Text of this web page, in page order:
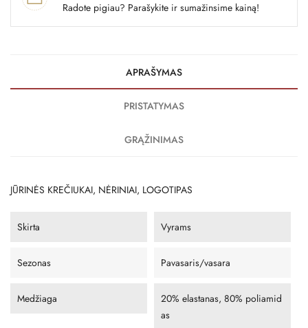
Radote pigiau? Parašykite ir sumažinsime kainą!
APRAŠYMAS
PRISTATYMAS
GRĄŽINIMAS
JŪRINĖS KREČIUKAI, NĖRINIAI, LOGOTIPAS
Skirta Vyrams
Sezonas Pavasaris/vasara
Medžiaga
20% elastanas, 80% poliamid
as